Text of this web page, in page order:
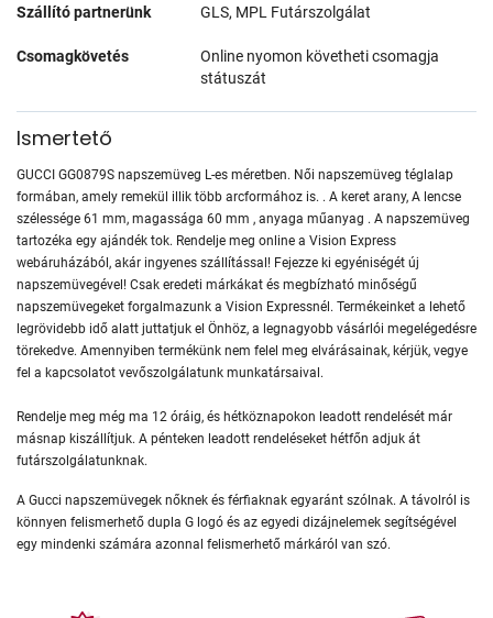
Szállító partnerünk GLS, MPL Futárszolgálat
Csomagkövetés
Online nyomon követheti csomagja
státuszát
Ismertető
GUCCI GG0879S napszemüveg L-es méretben. Női napszemüveg téglalap
formában, amely remekül illik több arcformához is. . A keret arany, A lencse
szélessége 61 mm, magassága 60 mm , anyaga műanyag . A napszemüveg
tartozéka egy ajándék tok. Rendelje meg online a Vision Express
webáruházából, akár ingyenes szállítással! Fejezze ki egyéniségét új
napszemüvegével! Csak eredeti márkákat és megbízható minőségű
napszemüvegeket forgalmazunk a Vision Expressnél. Termékeinket a lehető
legrövidebb idő alatt juttatjuk el Önhöz, a legnagyobb vásárlói megelégedésre
törekedve. Amennyiben termékünk nem felel meg elvárásainak, kérjük, vegye
fel a kapcsolatot vevőszolgálatunk munkatársaival.
Rendelje meg még ma 12 óráig, és hétköznapokon leadott rendelését már
másnap kiszállítjuk. A pénteken leadott rendeléseket hétfőn adjuk át
futárszolgálatunknak.
A Gucci napszemüvegek nőknek és férfiaknak egyaránt szólnak. A távolról is
könnyen felismerhető dupla G logó és az egyedi dizájnelemek segítségével
egy mindenki számára azonnal felismerhető márkáról van szó.